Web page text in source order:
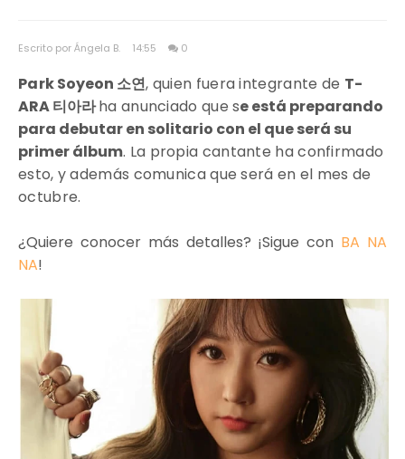
Escrito por Ángela B. 14:55 0
ParkSoyeon 소연, quien fuera integrante de T-
ARA 티아라ha anunciado que se está preparando
para debutar en solitario con el que será su
primer álbum. La propia cantante ha confirmado
esto, y además comunica que será en el mes de
octubre.
¿Quiere conocer más detalles? ¡Sigue con BA NA
NA!